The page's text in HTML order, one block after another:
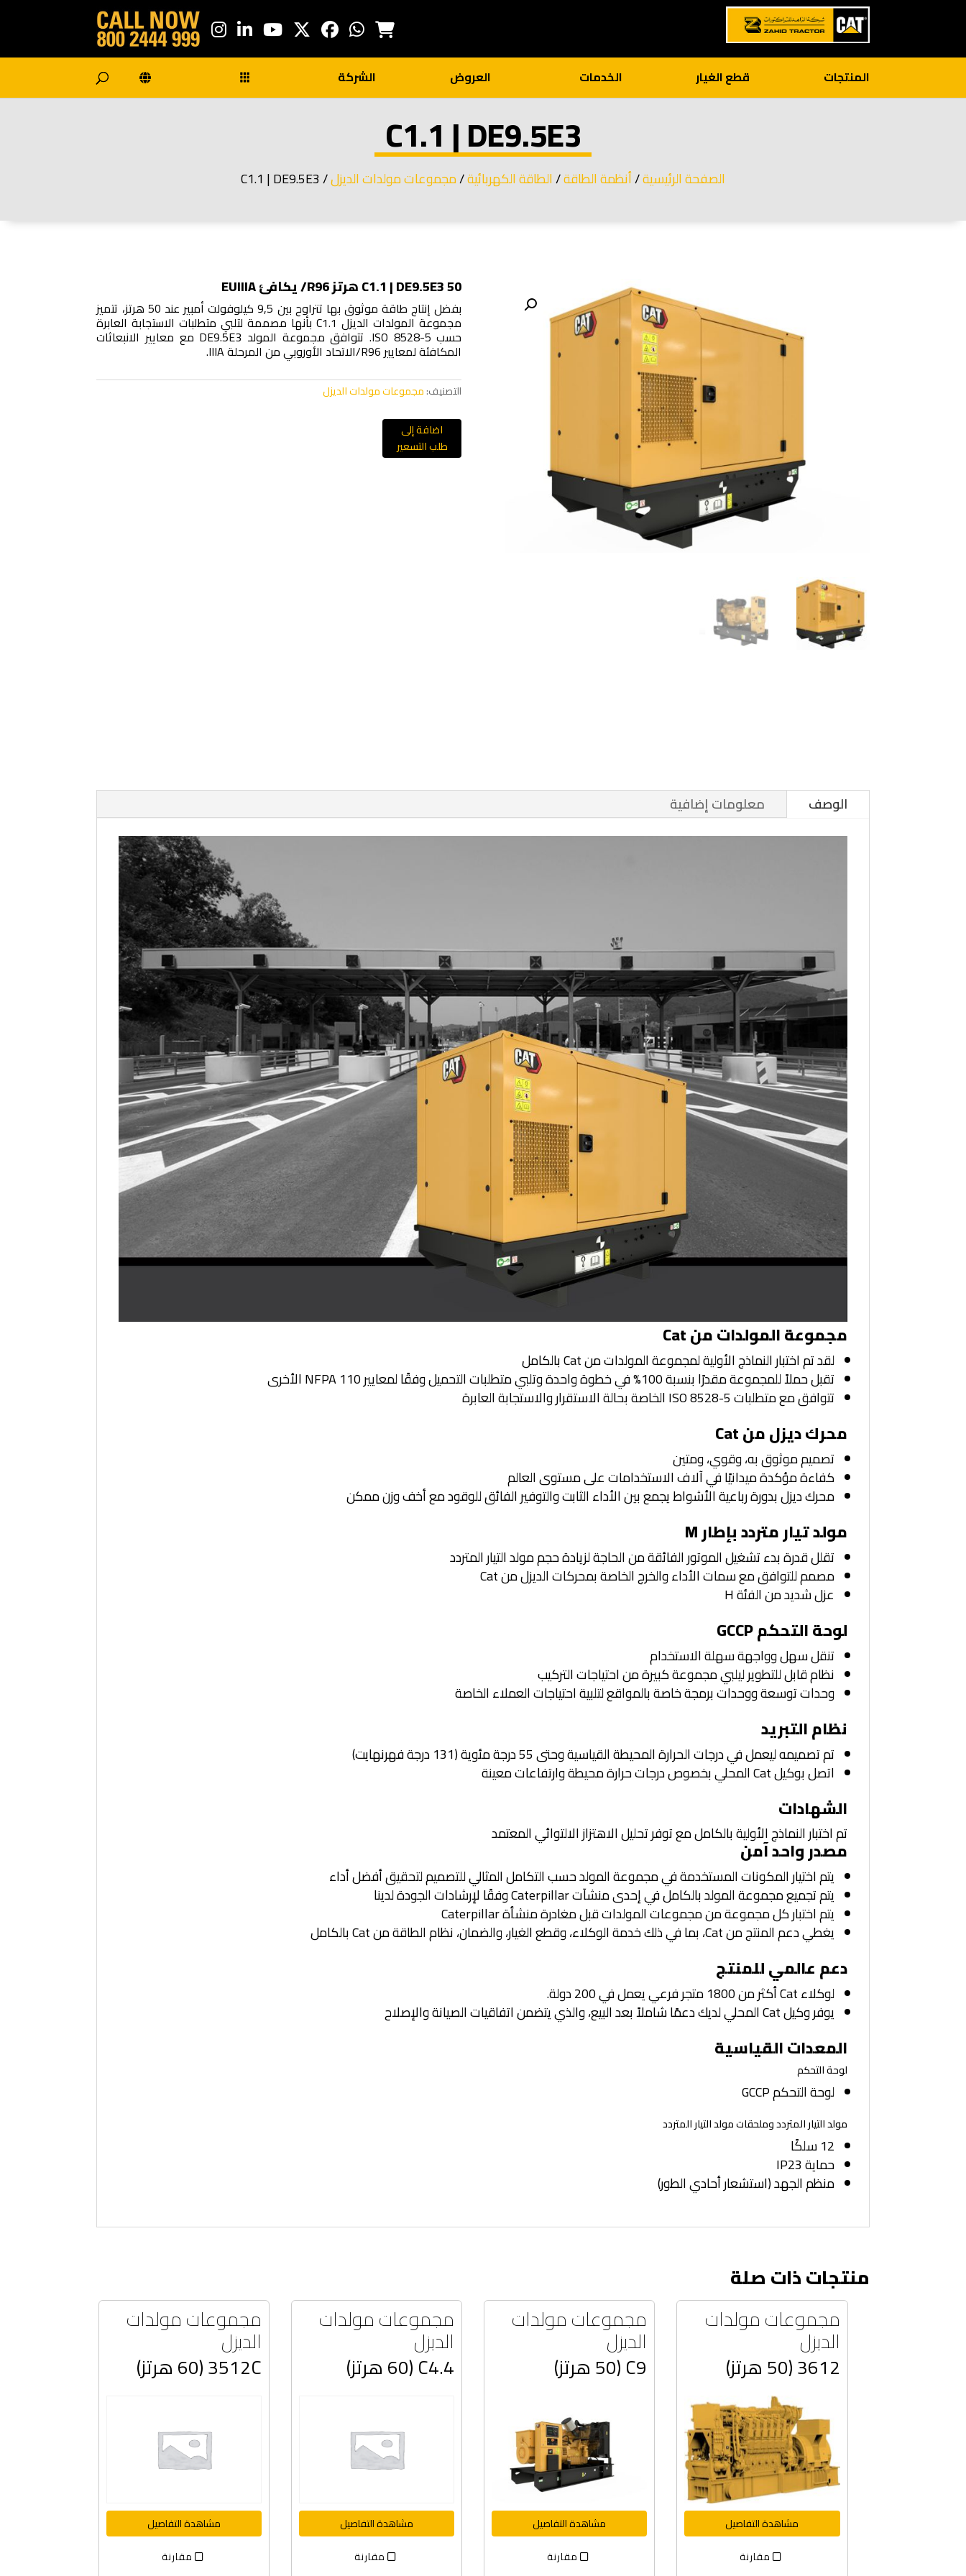
المنتجات قطع الغيار الخدمات العروض الشركة
C1.1 | DE9.5E3
الصفحة الرئيسية/أنظمة الطاقة/الطاقة الكهربائية/مجموعات مولدات الديزل/ C1.1 | DE9.5E3
C1.1 | DE9.5E3 50 هرتز R96/ يكافئ EUIIIA
بفضل إنتاج طاقة موثوق بها تتراوح بين 9,5 كيلوفولت أمبير عند 50 هرتز، تتميز
مجموعة المولدات الديزل C1.1 بأنها مصممة لتلبي متطلبات الاستجابة العابرة
حسب ISO 8528-5. تتوافق مجموعة المولد DE9.5E3 مع معايير الانبعاثات
المكافئة لمعايير R96/الاتحاد الأوروبي من المرحلة IIIA.
التصنيف:مجموعات مولدات الديزل
اضافة إلى
طلب التسعير
الوصف معلومات إضافية
مجموعة المولدات من Cat
لقد تم اختبار النماذج الأولية لمجموعة المولدات من Cat بالكامل
تقبل حملاً للمجموعة مقدرًا بنسبة 100% في خطوة واحدة وتلبي متطلبات التحميل وفقًا لمعايير NFPA 110 الأخرى
تتوافق مع متطلبات ISO 8528-5 الخاصة بحالة الاستقرار والاستجابة العابرة
محرك ديزل من Cat
تصميم موثوق به، وقوي، ومتين
كفاءة مؤكدة ميدانيًا في آلاف الاستخدامات على مستوى العالم
محرك ديزل بدورة رباعية الأشواط يجمع بين الأداء الثابت والتوفير الفائق للوقود مع أخف وزن ممكن
مولد تيار متردد بإطار M
تقلل قدرة بدء تشغيل الموتور الفائقة من الحاجة لزيادة حجم مولد التيار المتردد
مصمم للتوافق مع سمات الأداء والخرج الخاصة بمحركات الديزل من Cat
عزل شديد من الفئة H
لوحة التحكم GCCP
تنقل سهل وواجهة سهلة الاستخدام
نظام قابل للتطوير ليلبي مجموعة كبيرة من احتياجات التركيب
وحدات توسعة ووحدات برمجة خاصة بالمواقع لتلبية احتياجات العملاء الخاصة
نظام التبريد
تم تصميمه ليعمل في درجات الحرارة المحيطة القياسية وحتى 55 درجة مئوية (131 درجة فهرنهايت)
اتصل بوكيل Cat المحلي بخصوص درجات حرارة محيطة وارتفاعات معينة
الشهادات
تم اختبار النماذج الأولية بالكامل مع توفر تحليل الاهتزاز الالتوائي المعتمد
مصدر واحد آمن
يتم اختيار المكونات المستخدمة في مجموعة المولد حسب التكامل المثالي للتصميم لتحقيق أفضل أداء
يتم تجميع مجموعة المولد بالكامل في إحدى منشآت Caterpillar وفقًا لإرشادات الجودة لدينا
يتم اختبار كل مجموعة من مجموعات المولدات قبل مغادرة منشأة Caterpillar
يغطي دعم المنتج من Cat، بما في ذلك خدمة الوكلاء، وقطع الغيار، والضمان، نظام الطاقة من Cat بالكامل
دعم عالمي للمنتج
لوكلاء Cat أكثر من 1800 متجر فرعي يعمل في 200 دولة.
يوفر وكيل Cat المحلي لديك دعمًا شاملاً بعد البيع، والذي يتضمن اتفاقيات الصيانة والإصلاح
المعدات القياسية
لوحة التحكم
لوحة التحكم GCCP
مولد التيار المتردد وملحقات مولد التيار المتردد
12 سلكًا
حماية IP23
منظم الجهد (استشعار أحادي الطور)
منتجات ذات صلة
مجموعات مولدات
الديزل
3612 (50 هرتز)
مشاهدة التفاصيل
مقارنة
مجموعات مولدات
الديزل
C9 (50 هرتز)
مشاهدة التفاصيل
مقارنة
مجموعات مولدات
الديزل
C4.4 (60 هرتز)
مشاهدة التفاصيل
مقارنة
مجموعات مولدات
الديزل
3512C (60 هرتز)
مشاهدة التفاصيل
مقارنة